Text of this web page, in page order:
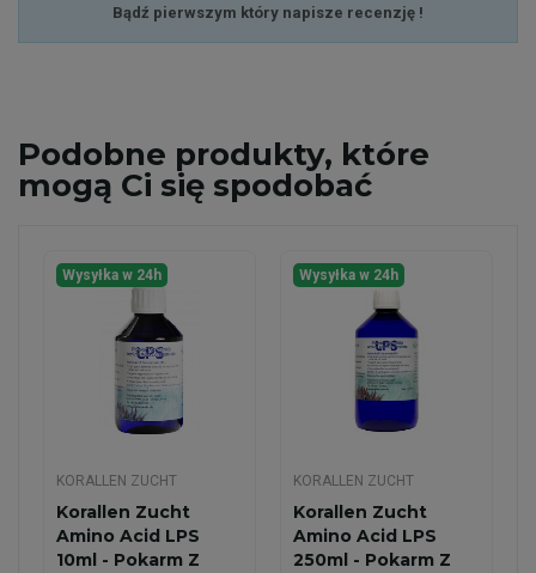
Bądź pierwszym który napisze recenzję !
Podobne produkty, które
mogą Ci się spodobać
Wysyłka w 24h
KORALLEN ZUCHT
Korallen Zucht
Amino Acid LPS
10ml - Pokarm Z
Wysyłka w 24h
KORALLEN ZUCHT
Korallen Zucht
Amino Acid LPS
250ml - Pokarm Z